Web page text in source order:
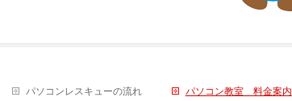
パソコンレスキューの流れ
パソコン教室 料金案内